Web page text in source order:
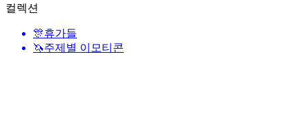
컬렉션
🎊휴가들
🦄주제별 이모티콘